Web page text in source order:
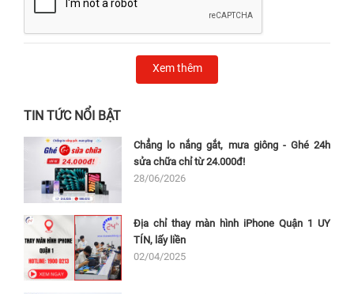
Xem thêm
TIN TỨC NỔI BẬT
Chẳng lo nắng gắt, mưa giông - Ghé 24h
sửa chữa chỉ từ 24.000đ!
28/06/2026
Địa chỉ thay màn hình iPhone Quận 1 UY
TÍN, lấy liền
02/04/2025